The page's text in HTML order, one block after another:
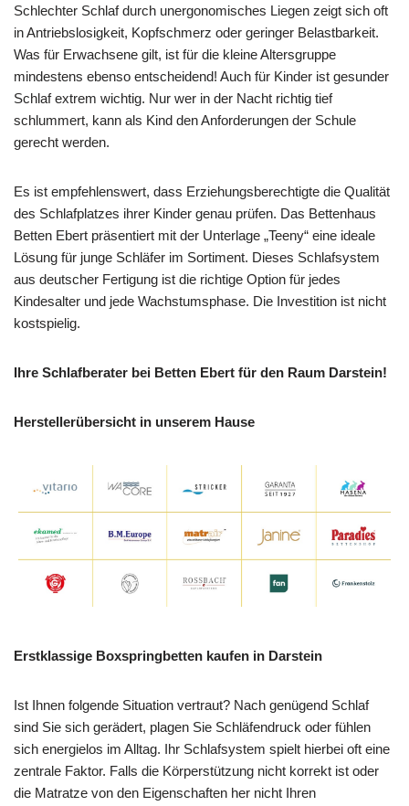
Schlechter Schlaf durch unergonomisches Liegen zeigt sich oft
in Antriebslosigkeit, Kopfschmerz oder geringer Belastbarkeit.
Was für Erwachsene gilt, ist für die kleine Altersgruppe
mindestens ebenso entscheidend! Auch für Kinder ist gesunder
Schlaf extrem wichtig. Nur wer in der Nacht richtig tief
schlummert, kann als Kind den Anforderungen der Schule
gerecht werden.
Es ist empfehlenswert, dass Erziehungsberechtigte die Qualität
des Schlafplatzes ihrer Kinder genau prüfen. Das Bettenhaus
Betten Ebert präsentiert mit der Unterlage „Teeny“ eine ideale
Lösung für junge Schläfer im Sortiment. Dieses Schlafsystem
aus deutscher Fertigung ist die richtige Option für jedes
Kindesalter und jede Wachstumsphase. Die Investition ist nicht
kostspielig.
Ihre Schlafberater bei Betten Ebert für den Raum Darstein!
Herstellerübersicht in unserem Hause
Erstklassige Boxspringbetten kaufen in Darstein
Ist Ihnen folgende Situation vertraut? Nach genügend Schlaf
sind Sie sich gerädert, plagen Sie Schläfendruck oder fühlen
sich energielos im Alltag. Ihr Schlafsystem spielt hierbei oft eine
zentrale Faktor. Falls die Körperstützung nicht korrekt ist oder
die Matratze von den Eigenschaften her nicht Ihren